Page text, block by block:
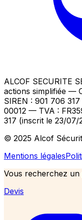
ALCOF SECURITE
actions simplifiée —
SIREN : 901 706
00012 — TVA :
317 (inscrit le 23/07/
© 2025 Alcof
Mentions légales
Vous recherchez un
Devis